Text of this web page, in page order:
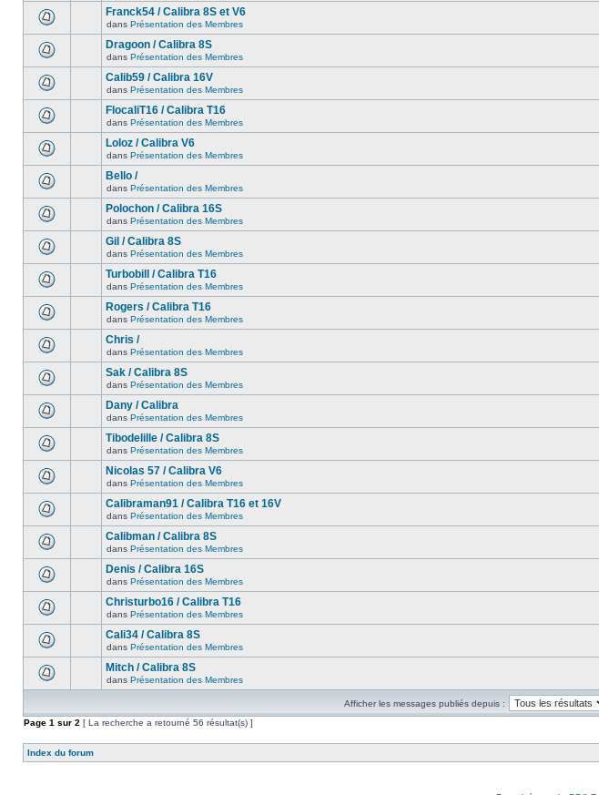
Franck54 / Calibra 8S et V6
dans Présentation des Membres
Dragoon / Calibra 8S
dans Présentation des Membres
Calib59 / Calibra 16V
dans Présentation des Membres
FlocaliT16 / Calibra T16
dans Présentation des Membres
Loloz / Calibra V6
dans Présentation des Membres
Bello /
dans Présentation des Membres
Polochon / Calibra 16S
dans Présentation des Membres
Gil / Calibra 8S
dans Présentation des Membres
Turbobill / Calibra T16
dans Présentation des Membres
Rogers / Calibra T16
dans Présentation des Membres
Chris /
dans Présentation des Membres
Sak / Calibra 8S
dans Présentation des Membres
Dany / Calibra
dans Présentation des Membres
Tibodelille / Calibra 8S
dans Présentation des Membres
Nicolas 57 / Calibra V6
dans Présentation des Membres
Calibraman91 / Calibra T16 et 16V
dans Présentation des Membres
Calibman / Calibra 8S
dans Présentation des Membres
Denis / Calibra 16S
dans Présentation des Membres
Christurbo16 / Calibra T16
dans Présentation des Membres
Cali34 / Calibra 8S
dans Présentation des Membres
Mitch / Calibra 8S
dans Présentation des Membres
Afficher les messages publiés depuis :
Page 1 sur 2 [ La recherche a retourné 56 résultat(s) ]
Index du forum